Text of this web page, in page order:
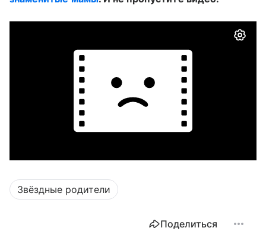
Звёздные родители
Поделиться